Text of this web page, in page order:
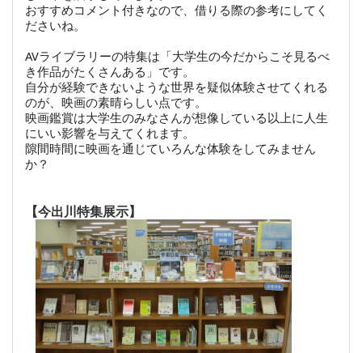
おすすめコメント付きなので、借りる際の参考にしてく
ださいね。
AVライブラリーの特集は「大学生の今だからこそ見るべ
き作品がたくさんある」です。
自分が経験できないような世界を疑似体験させてくれる
のが、映画の素晴らしい点です。
映画鑑賞は大学生のみなさんが想像している以上に人生
にいい影響を与えてくれます。
隙間時間に映画を通じていろんな体験をしてみません
か？
【今出川特集展示】